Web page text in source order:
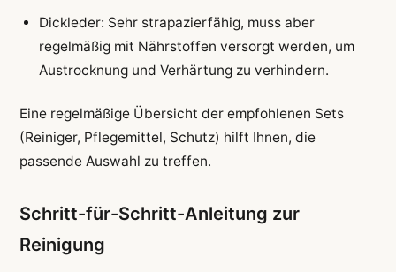
Dickleder: Sehr strapazierfähig, muss aber
regelmäßig mit Nährstoffen versorgt werden, um
Austrocknung und Verhärtung zu verhindern.
Eine regelmäßige Übersicht der empfohlenen Sets
(Reiniger, Pflegemittel, Schutz) hilft Ihnen, die
passende Auswahl zu treffen.
Schritt-für-Schritt-Anleitung zur
Reinigung